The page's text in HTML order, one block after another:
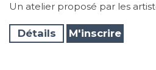
Un atelier proposé par les
Détails M'inscrire